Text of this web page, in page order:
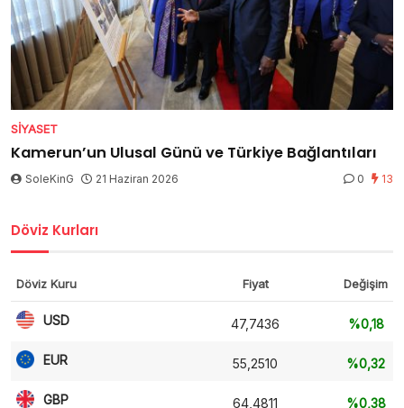
SIYASET
Kamerun’un Ulusal Günü ve Türkiye Bağlantıları
SoleKinG 21 Haziran 2026 0 13
Döviz Kurları
Döviz Kuru Fiyat Değişim
USD 47,7436 %0,18
EUR 55,2510 %0,32
GBP 64,4811 %0,38